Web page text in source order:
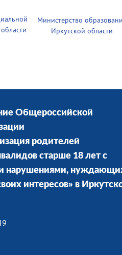
Министерство
Иркутской области
Общероссийской
родителей
старше 18 лет с
нарушениями,
интересов» в